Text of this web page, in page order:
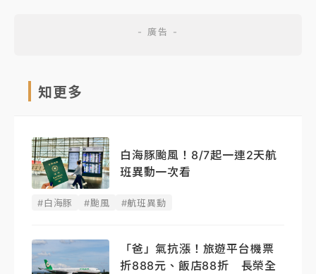
知更多
白海豚颱風！8/7起一連2天航
班異動一次看
#白海豚 #颱風 #航班異動
「爸」氣抗漲！旅遊平台機票
折888元、飯店88折 長榮全